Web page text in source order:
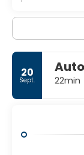
20
Sept.
22min